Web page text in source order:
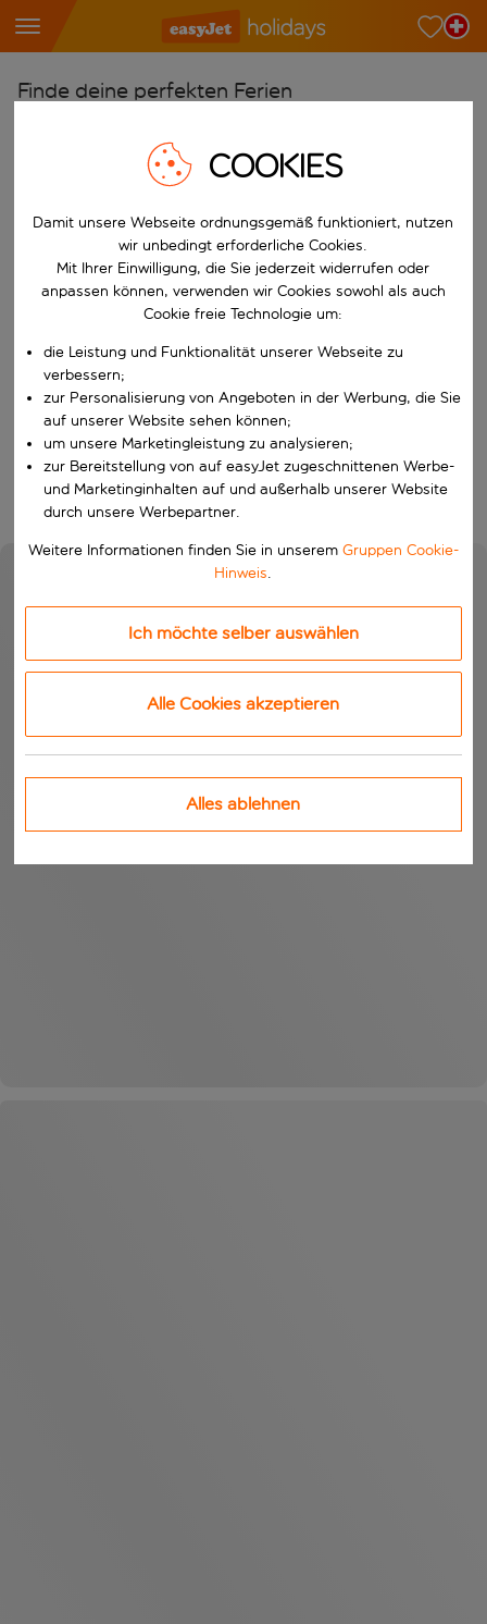
Finde deine perfekten Ferien
Wähle deine Flughäfen
Beginne mit der Eingabe für die automatische
Reiseziele finden
Nach
W&auml;hle ein Ab- und R&uuml;ckflugdatum aus.
Wähle deine Reisedaten
Wann
Suchen
COOKIES
Damit unsere Webseite ordnungsgemäß funktioniert, nutzen
wir unbedingt erforderliche Cookies.
Mit Ihrer Einwilligung, die Sie jederzeit widerrufen oder
anpassen können, verwenden wir Cookies sowohl als auch
Cookie freie Technologie um:
die Leistung und Funktionalität unserer Webseite zu
verbessern;
zur Personalisierung von Angeboten in der Werbung, die Sie
auf unserer Website sehen können;
um unsere Marketingleistung zu analysieren;
zur Bereitstellung von auf easyJet zugeschnittenen Werbe-
und Marketinginhalten auf und außerhalb unserer Website
durch unsere Werbepartner.
Weitere Informationen finden Sie in unserem Gruppen Cookie-
Hinweis.
Ich möchte selber auswählen
Alle Cookies akzeptieren
Alles ablehnen